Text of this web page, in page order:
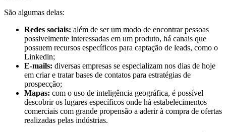
São algumas delas:
Redes sociais: além de ser um modo de encontrar pessoas
possivelmente interessadas em um produto, há canais que
possuem recursos específicos para captação de leads, como o
Linkedin;
E-mails: diversas empresas se especializam nos dias de hoje
em criar e tratar bases de contatos para estratégias de
prospecção;
Mapas: com o uso de inteligência geográfica, é possível
descobrir os lugares específicos onde há estabelecimentos
comerciais com grande propensão a aderir à compra de ofertas
realizadas pelas indústrias.